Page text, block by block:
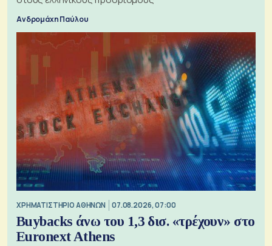
Ανδρομάχη Παύλου
XΡΗΜΑΤΙΣΤΗΡΙΟ ΑΘΗΝΩΝ 07.08.2026, 07:00
Buybacks άνω του 1,3 δισ. «τρέχουν» στο
Euronext Athens